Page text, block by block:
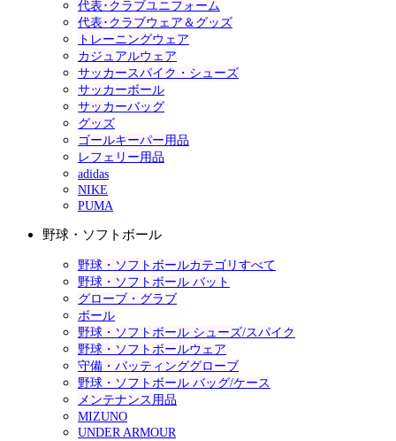
代表･クラブユニフォーム
代表･クラブウェア＆グッズ
トレーニングウェア
カジュアルウェア
サッカースパイク・シューズ
サッカーボール
サッカーバッグ
グッズ
ゴールキーパー用品
レフェリー用品
adidas
NIKE
PUMA
野球・ソフトボール
野球・ソフトボールカテゴリすべて
野球・ソフトボール バット
グローブ・グラブ
ボール
野球・ソフトボール シューズ/スパイク
野球・ソフトボールウェア
守備・バッティンググローブ
野球・ソフトボール バッグ/ケース
メンテナンス用品
MIZUNO
UNDER ARMOUR